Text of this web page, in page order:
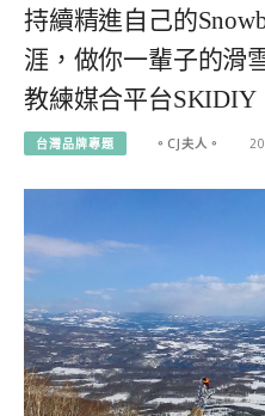
持續精進自己的
涯，做你一輩子的滑
教練媒合平台SKIDIY
台灣品牌專題 。CJ夫人。